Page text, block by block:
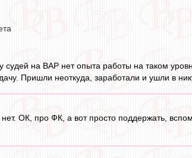
на ВАР нет опыта работы на таком
Пришли неоткуда, заработали и ушли в
ОК, про ФК, а вот просто поддержать,